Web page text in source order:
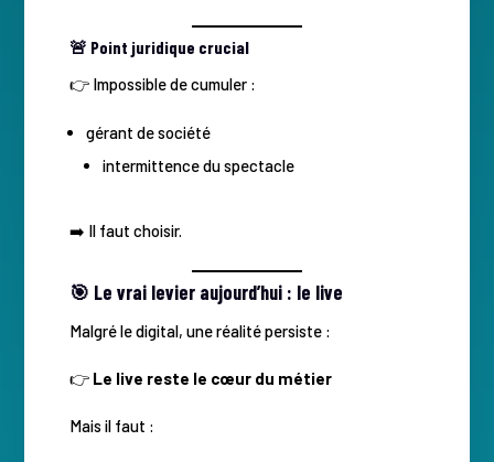
🚨 Point juridique crucial
👉 Impossible de cumuler :
gérant de société
intermittence du spectacle
➡️ Il faut choisir.
🎯 Le vrai levier aujourd’hui : le live
Malgré le digital, une réalité persiste :
👉 Le live reste le cœur du métier
Mais il faut :